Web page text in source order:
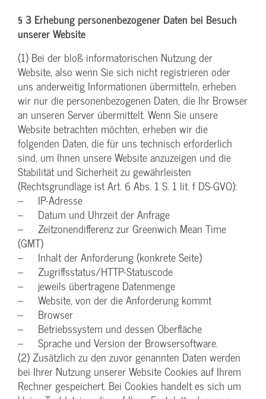
§ 3 Erhebung personenbezogener Daten bei Besuch
unserer Website
(1) Bei der bloß informatorischen Nutzung der
Website, also wenn Sie sich nicht registrieren oder
uns anderweitig Informationen übermitteln, erheben
wir nur die personenbezogenen Daten, die Ihr Browser
an unseren Server übermittelt. Wenn Sie unsere
Website betrachten möchten, erheben wir die
folgenden Daten, die für uns technisch erforderlich
sind, um Ihnen unsere Website anzuzeigen und die
Stabilität und Sicherheit zu gewährleisten
(Rechtsgrundlage ist Art. 6 Abs. 1 S. 1 lit. f DS-GVO):
– IP-Adresse
– Datum und Uhrzeit der Anfrage
– Zeitzonendifferenz zur Greenwich Mean Time
(GMT)
– Inhalt der Anforderung (konkrete Seite)
– Zugriffsstatus/HTTP-Statuscode
– jeweils übertragene Datenmenge
– Website, von der die Anforderung kommt
– Browser
– Betriebssystem und dessen Oberfläche
– Sprache und Version der Browsersoftware.
(2) Zusätzlich zu den zuvor genannten Daten werden
bei Ihrer Nutzung unserer Website Cookies auf Ihrem
Rechner gespeichert. Bei Cookies handelt es sich um